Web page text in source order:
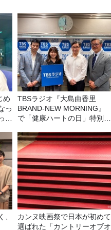
め
っ
て
TBSラジオ『大島由香里
BRAND-NEW MORNING』
で「健康ハートの日」特別企
、
カンヌ映画祭で日本が初めて
選ばれた「カントリーオブオ